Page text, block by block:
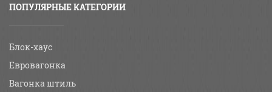
ПОПУЛЯРНЫЕ КАТЕГОРИИ
Блок-хаус
Евровагонка
Вагонка штиль